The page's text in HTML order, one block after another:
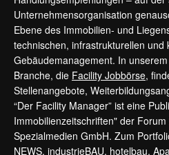
Unternehmensorganisation
Ebene des Immobilien- und
technischen, infrastrukturellen und
Gebäudemanagement. In
Branche, die Facility Jobbörse,
Stellenangebote,
“Der Facility Manager” ist eine
Immobilienzeitschriften" der
Spezialmedien GmbH. Zum
NEWS, industrieBAU, hotelbau,